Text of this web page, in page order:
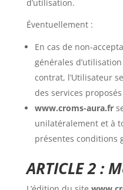
d’utilisation.
Éventuellement :
En cas de non-
générales
contrat, l’Utilisateur
des services
www.croms-aura.fr
unilatéralement et à
présentes conditions
ARTICLE 2 :